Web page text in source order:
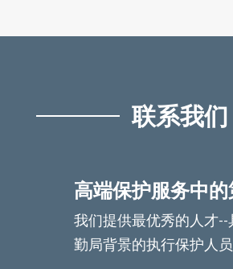
联系我们
高端保护服务中的
我们提供最优秀的人才
勤局背景的执行保护人员